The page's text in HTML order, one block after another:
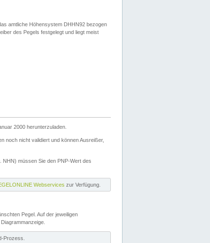
amtliche Höhensystem DHHN92 bezogen
des Pegels festgelegt und liegt meist
2000 herunterzuladen.
noch nicht validiert und können Ausreißer,
NHN) müssen Sie den PNP-Wert des
Webservices zur Verfügung.
Pegel. Auf der jeweiligen
Prozess.